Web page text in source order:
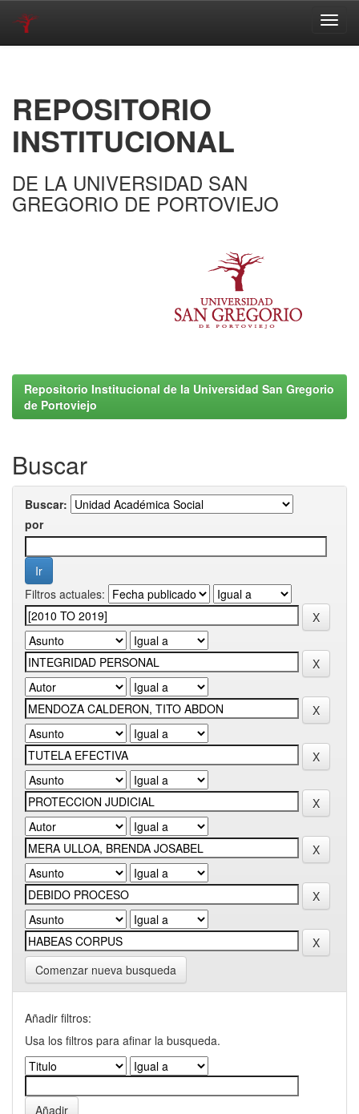
REPOSITORIO
INSTITUCIONAL
DE LA UNIVERSIDAD SAN
GREGORIO DE PORTOVIEJO
Repositorio Institucional de la Universidad San Gregorio
de Portoviejo
Buscar
Buscar:
por
Filtros actuales:
Comenzar nueva busqueda
Añadir filtros:
Usa los filtros para afinar la busqueda.